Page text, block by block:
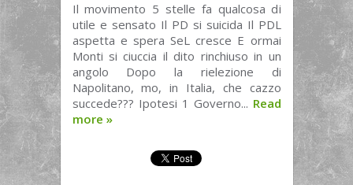
Il movimento 5 stelle fa qualcosa di
utile e sensato Il PD si suicida Il PDL
aspetta e spera SeL cresce E ormai
Monti si ciuccia il dito rinchiuso in un
angolo Dopo la rielezione di
Napolitano, mo, in Italia, che cazzo
succede??? Ipotesi 1 Governo... Read
more »